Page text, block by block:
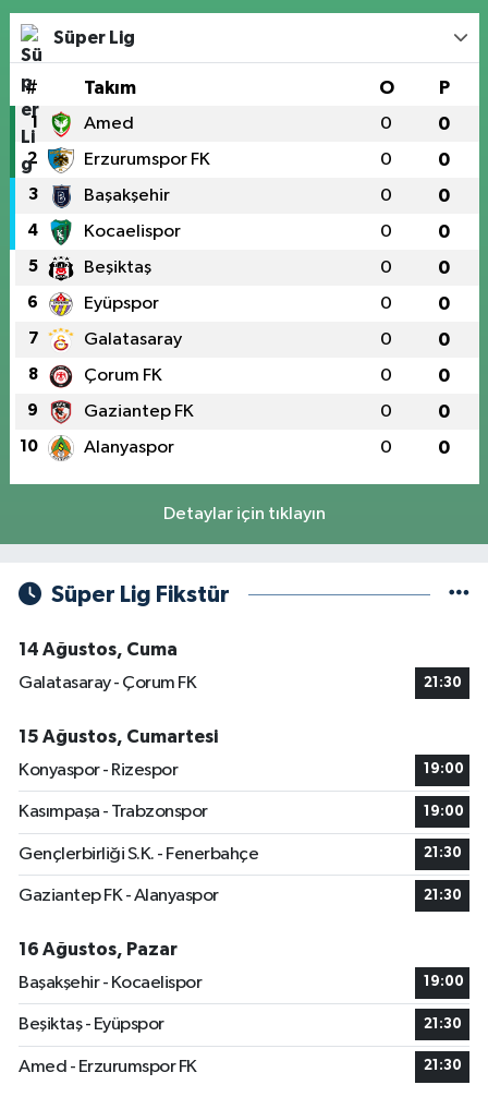
Süper Lig
# Takım O P
1 Amed 0 0
2 Erzurumspor FK 0 0
3 Başakşehir 0 0
4 Kocaelispor 0 0
5 Beşiktaş 0 0
6 Eyüpspor 0 0
7 Galatasaray 0 0
8 Çorum FK 0 0
9 Gaziantep FK 0 0
10 Alanyaspor 0 0
Detaylar için tıklayın
Süper Lig Fikstür
14 Ağustos, Cuma
Galatasaray - Çorum FK
21:30
15 Ağustos, Cumartesi
Konyaspor - Rizespor
19:00
Kasımpaşa - Trabzonspor 19:00
Gençlerbirliği S.K. - Fenerbahçe 21:30
Gaziantep FK - Alanyaspor 21:30
16 Ağustos, Pazar
Başakşehir - Kocaelispor
19:00
Beşiktaş - Eyüpspor 21:30
Amed - Erzurumspor FK 21:30